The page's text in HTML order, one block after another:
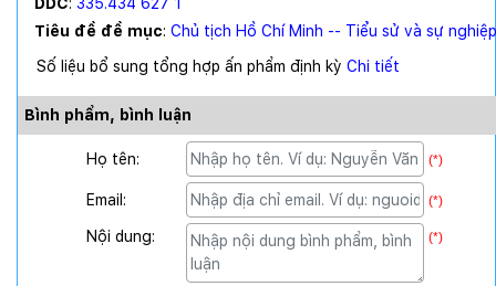
DDC: 335.434 627 1
Tiêu đề đề mục: Chủ tịch Hồ Chí Minh -- Tiểu sử và sự nghiệp
Số liệu bổ sung tổng hợp ấn phẩm định kỳ Chi tiết
Bình phẩm, bình luận
Họ tên: (*)
Email: (*)
Nội dung: (*)